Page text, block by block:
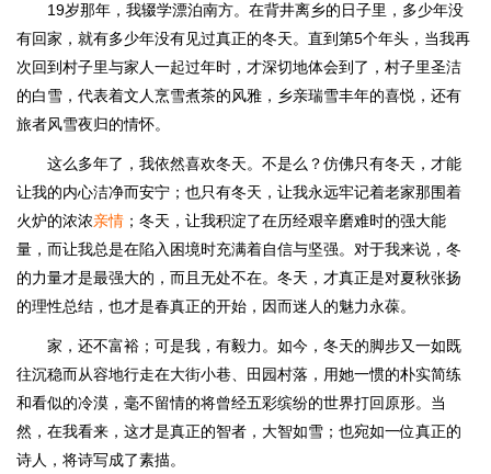
19岁那年，我辍学漂泊南方。在背井离乡的日子里，多少年没
有回家，就有多少年没有见过真正的冬天。直到第5个年头，当我再
次回到村子里与家人一起过年时，才深切地体会到了，村子里圣洁
的白雪，代表着文人烹雪煮茶的风雅，乡亲瑞雪丰年的喜悦，还有
旅者风雪夜归的情怀。
这么多年了，我依然喜欢冬天。不是么？仿佛只有冬天，才能
让我的内心洁净而安宁；也只有冬天，让我永远牢记着老家那围着
火炉的浓浓亲情 ；冬天，让我积淀了在历经艰辛磨难时的强大能
量，而让我总是在陷入困境时充满着自信与坚强。对于我来说，冬
的力量才是最强大的，而且无处不在。冬天，才真正是对夏秋张扬
的理性总结，也才是春真正的开始，因而迷人的魅力永葆。
家，还不富裕；可是我，有毅力。如今，冬天的脚步又一如既
往沉稳而从容地行走在大街小巷、田园村落，用她一惯的朴实简练
和看似的冷漠，毫不留情的将曾经五彩缤纷的世界打回原形。当
然，在我看来，这才是真正的智者，大智如雪；也宛如一位真正的
诗人，将诗写成了素描。